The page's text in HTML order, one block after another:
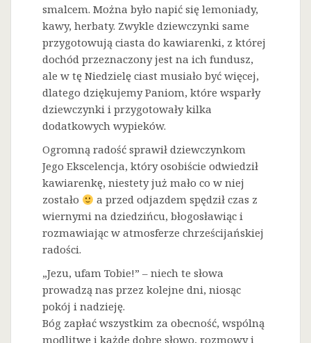
smalcem. Można było napić się lemoniady,
kawy, herbaty. Zwykle dziewczynki same
przygotowują ciasta do kawiarenki, z której
dochód przeznaczony jest na ich fundusz,
ale w tę Niedzielę ciast musiało być więcej,
dlatego dziękujemy Paniom, które wsparły
dziewczynki i przygotowały kilka
dodatkowych wypieków.
Ogromną radość sprawił dziewczynkom
Jego Ekscelencja, który osobiście odwiedził
kawiarenkę, niestety już mało co w niej
zostało
a przed odjazdem spędził czas z
wiernymi na dziedzińcu, błogosławiąc i
rozmawiając w atmosferze chrześcijańskiej
radości.
„Jezu, ufam Tobie!” – niech te słowa
prowadzą nas przez kolejne dni, niosąc
pokój i nadzieję.
Bóg zapłać wszystkim za obecność, wspólną
modlitwę i każde dobre słowo, rozmowy i